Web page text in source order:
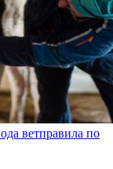
ветправила по